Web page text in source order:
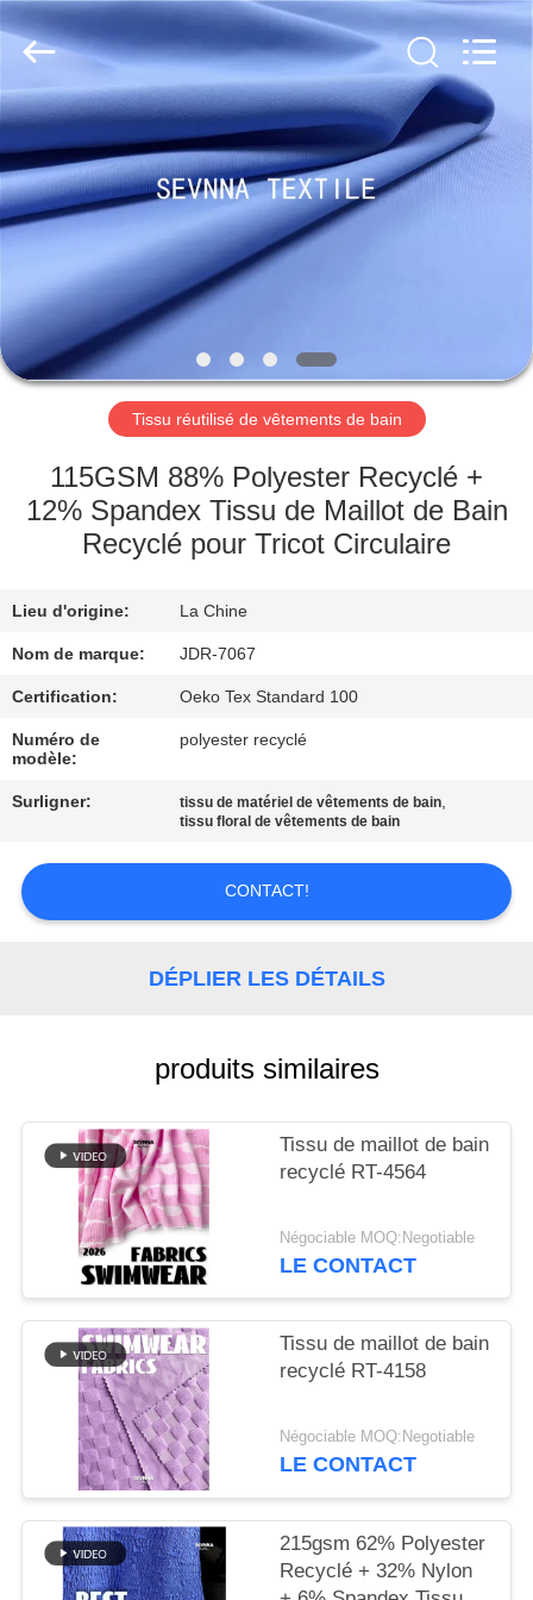
MAISON
PRODUITS
SHOW
AU
SUJET
NOUS
D'USINE
CONTRÔLE
DE
QUALITÉ
NOUS
NOUVELLES
PLAN
DU
PRIVACY
POLICY
2019
2026
SEVNNA
TEXTILE.
Rights
Reserved.
Tissu réutilisé de vêtements de bain
115GSM 88% Polyester Recyclé +
12% Spandex Tissu de Maillot de Bain
Recyclé pour Tricot Circulaire
Lieu d'origine: La Chine
Nom de marque: JDR-7067
Certification: Oeko Tex Standard 100
Numéro de
modèle:
polyester recyclé
Surligner: tissu de matériel de vêtements de bain,
tissu floral de vêtements de bain
CONTACT!
DÉPLIER LES DÉTAILS
produits similaires
Tissu de maillot de bain
recyclé RT-4564
Négociable MOQ:Negotiable
LE CONTACT
Tissu de maillot de bain
recyclé RT-4158
Négociable MOQ:Negotiable
LE CONTACT
215gsm 62% Polyester
Recyclé + 32% Nylon